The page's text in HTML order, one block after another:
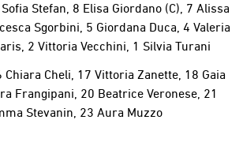
Stefan, 8 Elisa Giordano (C), 7 Alissa
Sgorbini, 5 Giordana Duca, 4 Valeria
2 Vittoria Vecchini, 1 Silvia Turani
Cheli, 17 Vittoria Zanette, 18 Gaia
Frangipani, 20 Beatrice Veronese, 21
Stevanin, 23 Aura Muzzo